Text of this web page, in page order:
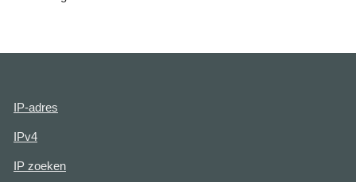
IP-adres
IPv4
IP zoeken